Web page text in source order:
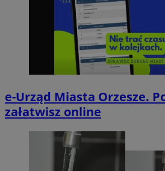
e-Urząd Miasta Orzesze.
załatwisz online